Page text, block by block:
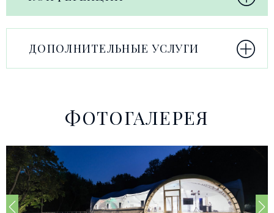
ДОПОЛНИТЕЛЬНЫЕ УСЛУГИ
ФОТОГАЛЕРЕЯ